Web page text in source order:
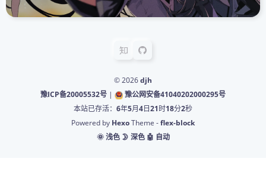
© 2026djh
豫ICP备20005532号 |
豫公网安备41040202000295号
本站已存活： 6年5月4日21时18分3秒
Powered by HexoTheme -flex-block
🌞 浅色 🌛 深色 🤖️ 自动